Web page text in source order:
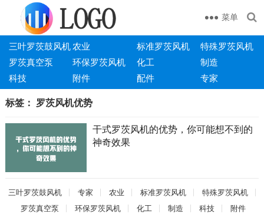
菜单
三叶罗茨鼓风机农业 标准罗茨风机
特殊罗茨风机
罗茨真空泵
环保罗茨风机 化工
制造
科技
附件 配件 专家
标签： 罗茨风机优势
干式罗茨风机的优势，你可能想不到的
神奇效果
三叶罗茨鼓风机 专家 农业 标准罗茨风机
特殊罗茨风机
罗茨真空泵
环保罗茨风机 化工 制造 科技 附件